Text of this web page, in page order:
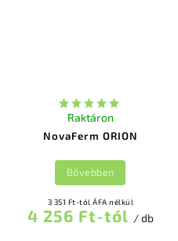
NovaFerm ORION
Raktáron
3 351 Ft-tól ÁFA nélkül
4 256 Ft-tól / db
Bővebben